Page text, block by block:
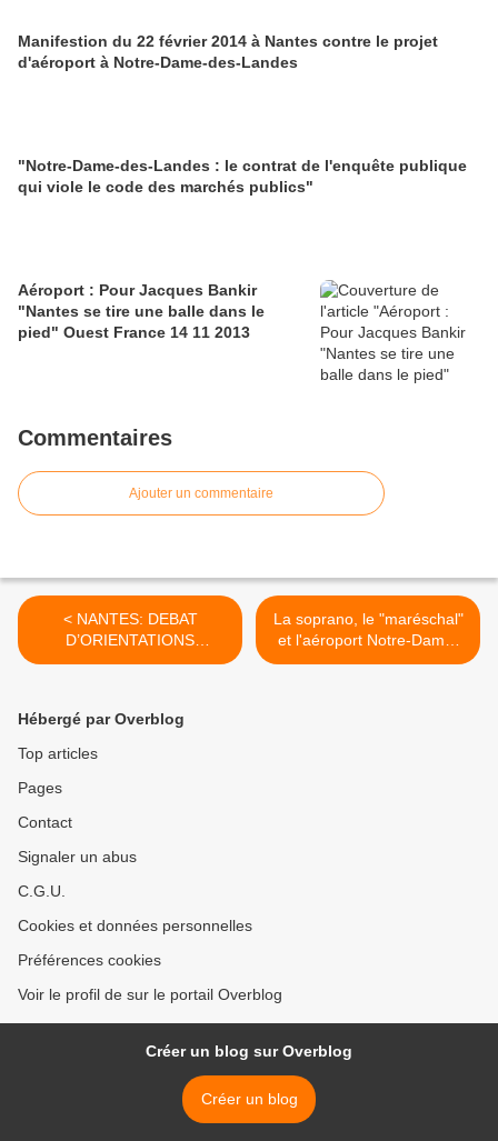
Manifestion du 22 février 2014 à Nantes contre le projet
d'aéroport à Notre-Dame-des-Landes
"Notre-Dame-des-Landes : le contrat de l'enquête publique
qui viole le code des marchés publics"
Aéroport : Pour Jacques Bankir
"Nantes se tire une balle dans le
pied" Ouest France 14 11 2013
Commentaires
Ajouter un commentaire
< NANTES: DEBAT
D’ORIENTATIONS
BUDGETAIRES 2010
La soprano, le "maréschal"
et l'aéroport Notre-Dame-
Des-Landes >
Hébergé par Overblog
Top articles
Pages
Contact
Signaler un abus
C.G.U.
Cookies et données personnelles
Préférences cookies
Voir le profil de sur le portail Overblog
Créer un blog sur Overblog
Créer un blog